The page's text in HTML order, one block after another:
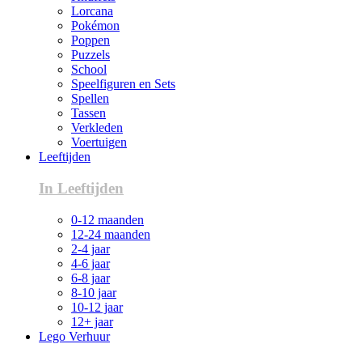
Lorcana
Pokémon
Poppen
Puzzels
School
Speelfiguren en Sets
Spellen
Tassen
Verkleden
Voertuigen
Leeftijden
In Leeftijden
0-12 maanden
12-24 maanden
2-4 jaar
4-6 jaar
6-8 jaar
8-10 jaar
10-12 jaar
12+ jaar
Lego Verhuur